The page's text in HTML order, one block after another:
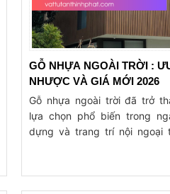
GỖ NHỰA NGOÀI TRỜI :
NHƯỢC VÀ GIÁ MỚI 2026
Gỗ nhựa ngoài trời đã trở
lựa chọn phổ biến trong
dựng và trang trí nội ngoại
mang lại. Đầu tiên, loại vật
không chỉ đáp ứng được